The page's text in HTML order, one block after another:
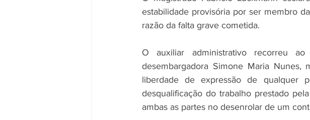
estabilidade provisória por ser membro
razão da falta grave cometida.
O auxiliar administrativo recorreu
desembargadora Simone Maria
liberdade de expressão de qualquer
desqualificação do trabalho prestado
ambas as partes no desenrolar de um